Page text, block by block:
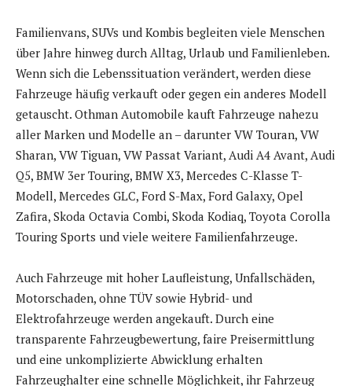
Familienvans, SUVs und Kombis begleiten viele Menschen
über Jahre hinweg durch Alltag, Urlaub und Familienleben.
Wenn sich die Lebenssituation verändert, werden diese
Fahrzeuge häufig verkauft oder gegen ein anderes Modell
getauscht. Othman Automobile kauft Fahrzeuge nahezu
aller Marken und Modelle an – darunter VW Touran, VW
Sharan, VW Tiguan, VW Passat Variant, Audi A4 Avant, Audi
Q5, BMW 3er Touring, BMW X3, Mercedes C-Klasse T-
Modell, Mercedes GLC, Ford S-Max, Ford Galaxy, Opel
Zafira, Skoda Octavia Combi, Skoda Kodiaq, Toyota Corolla
Touring Sports und viele weitere Familienfahrzeuge.
Auch Fahrzeuge mit hoher Laufleistung, Unfallschäden,
Motorschaden, ohne TÜV sowie Hybrid- und
Elektrofahrzeuge werden angekauft. Durch eine
transparente Fahrzeugbewertung, faire Preisermittlung
und eine unkomplizierte Abwicklung erhalten
Fahrzeughalter eine schnelle Möglichkeit, ihr Fahrzeug